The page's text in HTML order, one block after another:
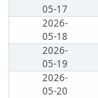
05-17
2026-
05-18
2026-
05-19
2026-
05-20